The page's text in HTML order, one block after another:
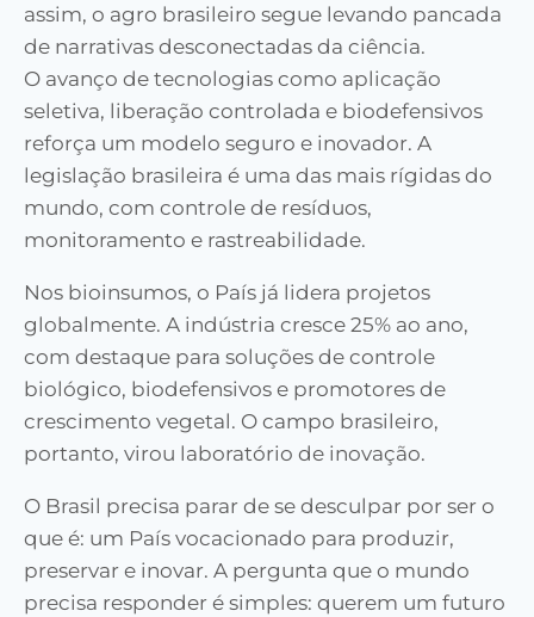
assim, o agro brasileiro segue levando pancada
de narrativas desconectadas da ciência.
O avanço de tecnologias como aplicação
seletiva, liberação controlada e biodefensivos
reforça um modelo seguro e inovador. A
legislação brasileira é uma das mais rígidas do
mundo, com controle de resíduos,
monitoramento e rastreabilidade.
Nos bioinsumos, o País já lidera projetos
globalmente. A indústria cresce 25% ao ano,
com destaque para soluções de controle
biológico, biodefensivos e promotores de
crescimento vegetal. O campo brasileiro,
portanto, virou laboratório de inovação.
O Brasil precisa parar de se desculpar por ser o
que é: um País vocacionado para produzir,
preservar e inovar. A pergunta que o mundo
precisa responder é simples: querem um futuro